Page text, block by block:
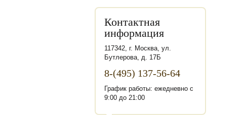
Контактная
информация
117342, г. Москва, ул.
Бутлерова, д. 17Б
8-(495) 137-56-64
График работы: ежедневно с
9:00 до 21:00